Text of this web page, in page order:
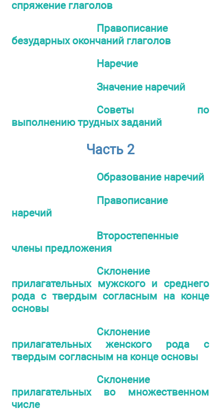
спряжение глаголов
Правописание
безударных окончаний глаголов
Наречие
Значение наречий
Советы по
выполнению трудных заданий
Часть 2
Образование наречий
Правописание
наречий
Второстепенные
члены предложения
Склонение
прилагательных мужского и среднего
рода с твердым согласным на конце
основы
Склонение
прилагательных женского рода с
твердым согласным на конце основы
Склонение
прилагательных во множественном
числе